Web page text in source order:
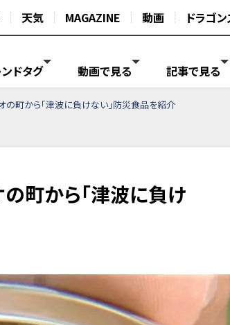
天気 MAGAZINE 動画 ドラゴン
ンドタグ 動画で見る 記事で見る
の町から「津波に負けない」防災食品を紹介
の町から「津波に負け